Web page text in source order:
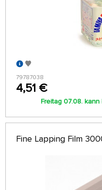
79787038
4,51 €
Freitag 07.08.
Fine Lapping Film